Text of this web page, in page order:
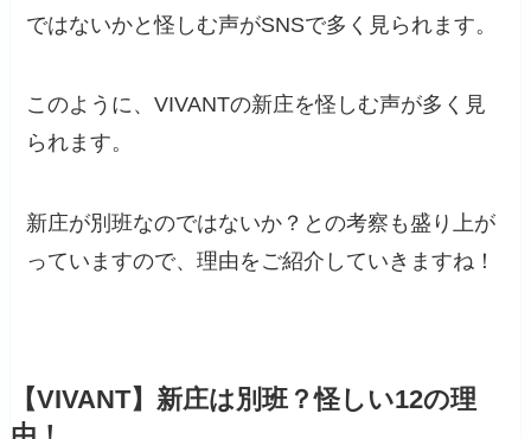
ではないかと怪しむ声がSNSで多く見られます。
このように、VIVANTの新庄を怪しむ声が多く見
られます。
新庄が別班なのではないか？との考察も盛り上が
っていますので、理由をご紹介していきますね！
【VIVANT】新庄は別班？怪しい12の理